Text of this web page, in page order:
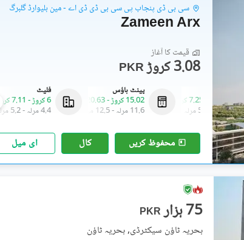
سی بی ڈی پنجاب پی سی بی ڈی ڈی اے - مین بلیوارڈ گلبرگ
Zameen Arx
قیمت کا آغاز
PKR 3.08 کروڑ
فلیٹ
6 کروڑ
- 7.11 کروڑ
4.4 مرلہ
-5.2 مرلہ
پینٹ ہاؤس
15.02 کروڑ
-20.63 کروڑ
11.6 مرلہ
-12.5 مرلہ
4.37 کروڑ
7.25 کروڑ
3.4 مرلہ
- 5.2 مرلہ
محفوظ کریں کال ای میل
PKR 75 ہزار
بحریہ ٹاؤن سیکٹرڈی, بحریہ ٹاؤن